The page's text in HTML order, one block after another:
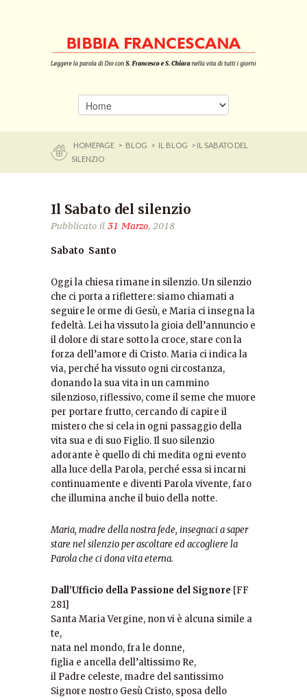
HOMEPAGE > BLOG > IL BLOG
> IL SABATO DEL
SILENZIO
Il Sabato del silenzio
Pubblicato il 31 Marzo, 2018
Sabato Santo
Oggi la chiesa rimane in silenzio. Un silenzio
che ci porta a riflettere: siamo chiamati a
seguire le orme di Gesù, e Maria ci insegna la
fedeltà. Lei ha vissuto la gioia dell’annuncio e
il dolore di stare sotto la croce, stare con la
forza dell’amore di Cristo. Maria ci indica la
via, perché ha vissuto ogni circostanza,
donando la sua vita in un cammino
silenzioso, riflessivo, come il seme che muore
per portare frutto, cercando di capire il
mistero che si cela in ogni passaggio della
vita sua e di suo Figlio. Il suo silenzio
adorante è quello di chi medita ogni evento
alla luce della Parola, perché essa si incarni
continuamente e diventi Parola vivente, faro
che illumina anche il buio della notte.
Maria, madre della nostra fede, insegnaci a saper
stare nel silenzio per ascoltare ed accogliere la
Parola che ci dona vita eterna.
Dall’Ufficio della Passione del Signore [FF
281]
Santa Maria Vergine, non vi è alcuna simile a
te,
nata nel mondo, fra le donne,
figlia e ancella dell’altissimo Re,
il Padre celeste, madre del santissimo
Signore nostro Gesù Cristo, sposa dello